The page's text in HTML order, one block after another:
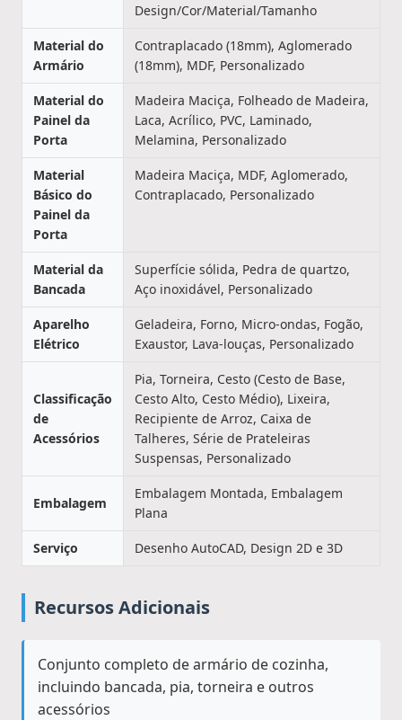
Design/Cor/Material/Tamanho
Material do
Armário
Contraplacado (18mm), Aglomerado
(18mm), MDF, Personalizado
Material do
Painel da
Porta
Madeira Maciça, Folheado de Madeira,
Laca, Acrílico, PVC, Laminado,
Melamina, Personalizado
Material
Básico do
Painel da
Porta
Madeira Maciça, MDF, Aglomerado,
Contraplacado, Personalizado
Material da
Bancada
Superfície sólida, Pedra de quartzo,
Aço inoxidável, Personalizado
Aparelho
Elétrico
Geladeira, Forno, Micro-ondas, Fogão,
Exaustor, Lava-louças, Personalizado
Classificação
de
Acessórios
Pia, Torneira, Cesto (Cesto de Base,
Cesto Alto, Cesto Médio), Lixeira,
Recipiente de Arroz, Caixa de
Talheres, Série de Prateleiras
Suspensas, Personalizado
Embalagem
Embalagem Montada, Embalagem
Plana
Serviço Desenho AutoCAD, Design 2D e 3D
Recursos Adicionais
Conjunto completo de armário de cozinha,
incluindo bancada, pia, torneira e outros
acessórios